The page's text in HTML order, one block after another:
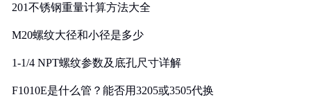
201不锈钢重量计算方法大全
M20螺纹大径和小径是多少
1-1/4 NPT螺纹参数及底孔尺寸详解
F1010E是什么管？能否用3205或3505代换